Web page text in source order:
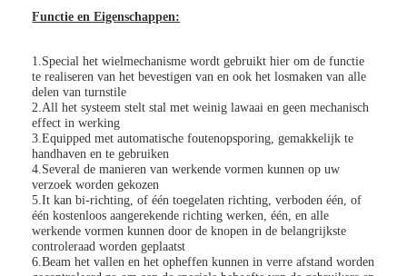
Functie en Eigenschappen:
1.Special het wielmechanisme wordt gebruikt hier om de functie
te realiseren van het bevestigen van en ook het losmaken van alle
delen van turnstile
2.All het systeem stelt stal met weinig lawaai en geen mechanisch
effect in werking
3.Equipped met automatische foutenopsporing, gemakkelijk te
handhaven en te gebruiken
4.Several de manieren van werkende vormen kunnen op uw
verzoek worden gekozen
5.It kan bi-richting, of één toegelaten richting, verboden één, of
één kostenloos aangerekende richting werken, één, en alle
werkende vormen kunnen door de knopen in de belangrijkste
controleraad worden geplaatst
6.Beam het vallen en het opheffen kunnen in verre afstand worden